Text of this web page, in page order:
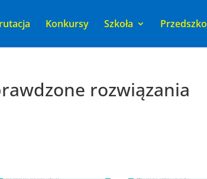
Konkursy Szkoła
rozwiązania